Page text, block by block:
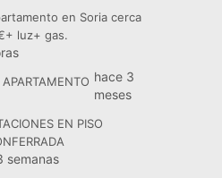
en Soria cerca
luz+ gas.
hace 3
meses
EN PISO
semanas